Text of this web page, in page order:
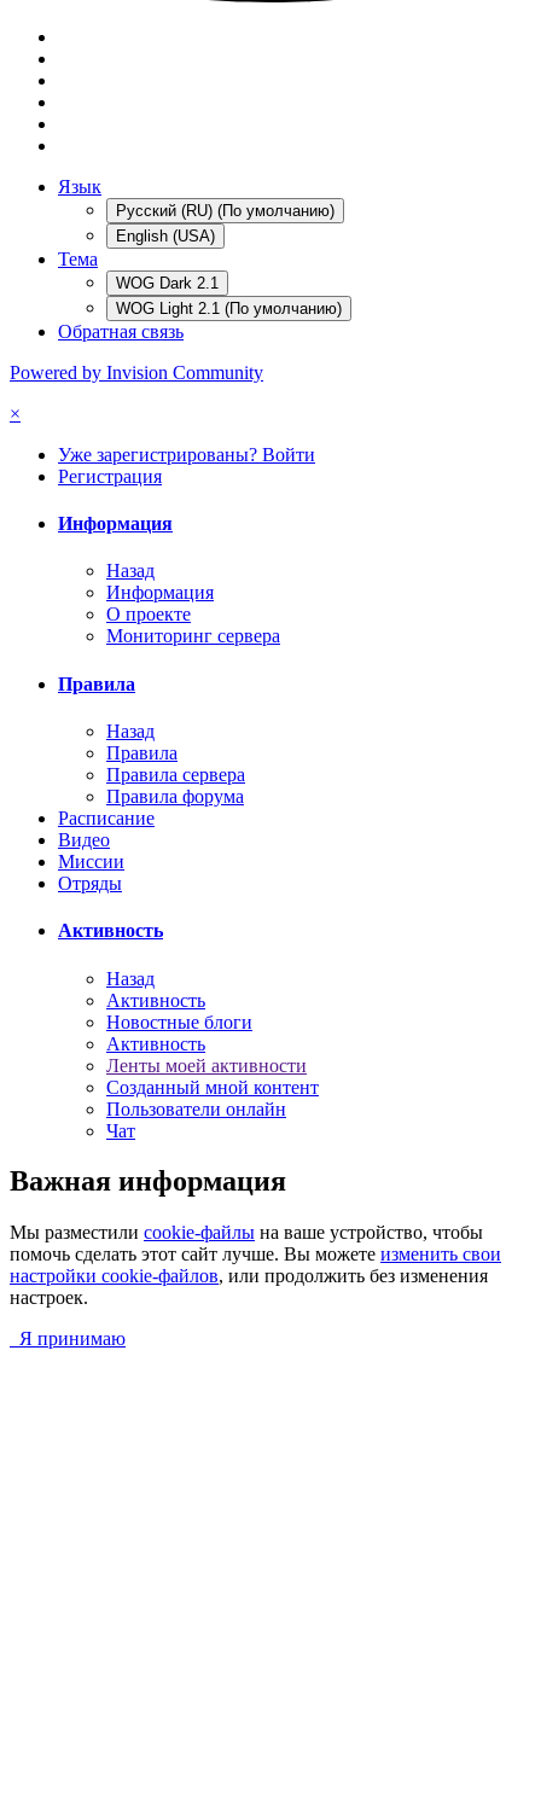
Язык
Русский (RU) (По умолчанию)
English (USA)
Тема
WOG Dark 2.1
WOG Light 2.1 (По умолчанию)
Обратная связь
Powered by Invision Community
×
Уже зарегистрированы? Войти
Регистрация
Информация
Назад
Информация
О проекте
Мониторинг сервера
Правила
Назад
Правила
Правила сервера
Правила форума
Расписание
Видео
Миссии
Отряды
Активность
Назад
Активность
Новостные блоги
Активность
Ленты моей активности
Созданный мной контент
Пользователи онлайн
Чат
Важная информация
Мы разместили cookie-файлы на ваше устройство, чтобы
помочь сделать этот сайт лучше. Вы можете изменить свои
настройки cookie-файлов, или продолжить без изменения
настроек.
Я принимаю